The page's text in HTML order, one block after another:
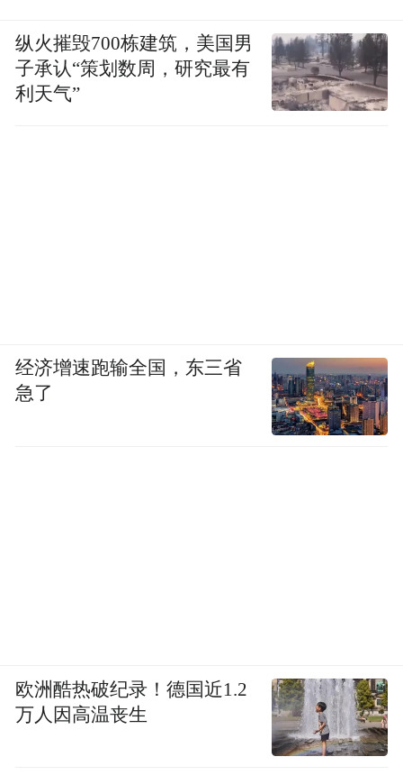
纵火摧毁700栋建筑，美国男
子承认“策划数周，研究最有
利天气”
经济增速跑输全国，东三省
急了
欧洲酷热破纪录！德国近1.2
万人因高温丧生